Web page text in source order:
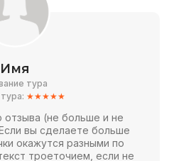
Имя
тура
★★★★★
отзыва (не больше и не
вы сделаете больше
окажутся разными по
троеточием, если не